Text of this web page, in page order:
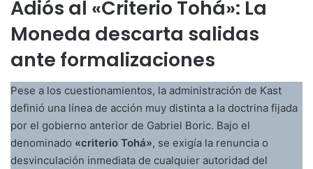
Adiós al «Criterio Tohá»: La
Moneda descarta salidas
ante formalizaciones
Pese a los cuestionamientos, la administración de Kast
definió una línea de acción muy distinta a la doctrina fijada
por el gobierno anterior de Gabriel Boric. Bajo el
denominado «criterio Tohá», se exigía la renuncia o
desvinculación inmediata de cualquier autoridad del